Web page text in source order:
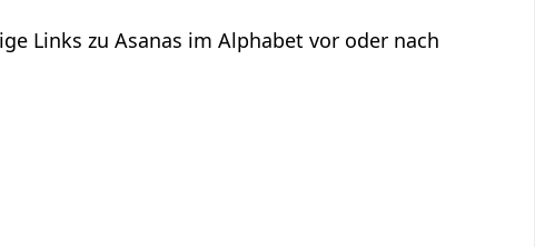
Links zu Asanas im Alphabet vor oder nach